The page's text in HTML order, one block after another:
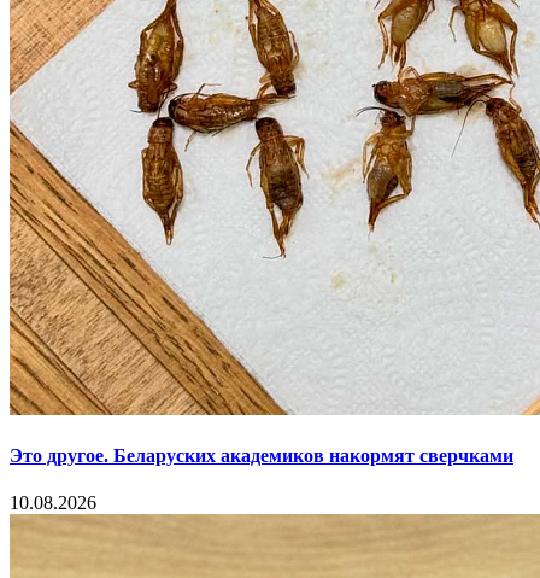
Это другое. Беларуских академиков накормят сверчками
10.08.2026